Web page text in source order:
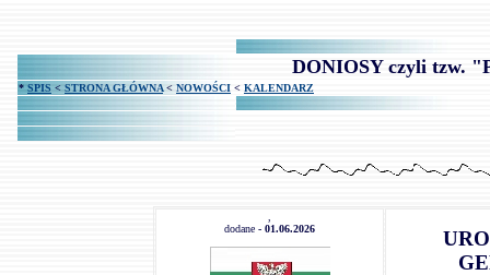
DONIOSY czyli tzw.
* SPIS < STRONA GŁÓWNA< NOWOŚCI < KALENDARZ
dodane - 01.06.2026